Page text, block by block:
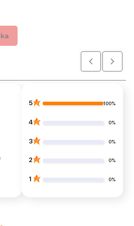
5 100%
4 0%
3 0%
2 0%
1 0%